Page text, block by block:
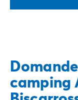
camping